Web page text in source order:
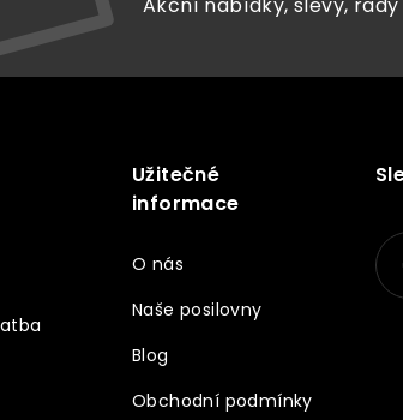
Užitečné
informace
O nás
Naše posilovny
Blog
Obchodní podmínky